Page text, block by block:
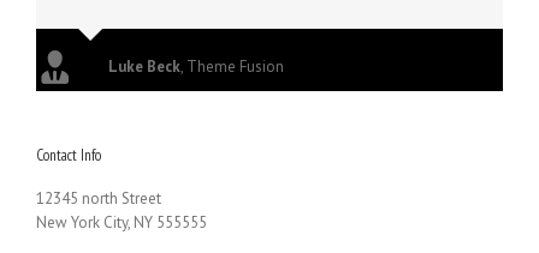
Luke Beck, Theme Fusion
Contact Info
12345 north Street
New York City, NY 555555